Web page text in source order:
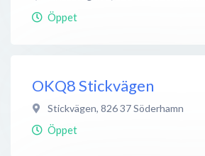
Öppet
OKQ8 Stickvägen
Stickvägen, 826 37Söderhamn
Öppet